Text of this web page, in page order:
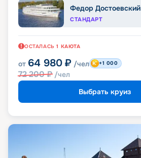
Федор Достоевский
СТАНДАРТ
ОСТАЛАСЬ 1 КАЮТА
от 64 980 ₽ /чел
72 200₽ /чел
+1 000
Выбрать круиз